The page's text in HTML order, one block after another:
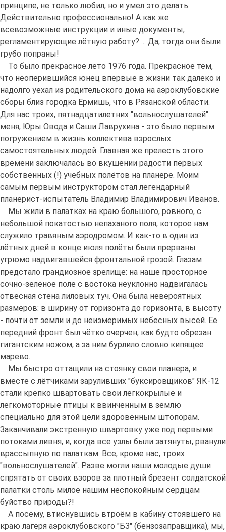
принципе, не только любил, но и умел это делать.
Действительно профессионально! А как же
всевозможные инструкции и иные документы,
регламентирующие лётную работу? ... Да, тогда они были
грубо попраны!
То было прекрасное лето 1976 года. Прекрасное тем,
что неоперившийся юнец впервые в жизни так далеко и
надолго уехал из родительского дома на аэроклубовские
сборы близ городка Ермишь, что в Рязанской области.
Для нас троих, пятнадцатилетних "вольнослушателей":
меня, Юры Овода и Саши Лаврухина - это было первым
погружением в жизнь коллектива взрослых
самостоятельных людей. Главная же прелесть этого
времени заключалась во вкушении радости первых
собственных (!) учебных полётов на планере. Моим
самым первым инструктором стал легендарный
планерист-испытатель Владимир Владимирович Иванов.
Мы жили в палатках на краю большого, ровного, с
небольшой покатостью непаханого поля, которое нам
служило травяным аэродромом. И как-то в один из
лётных дней в конце июля полёты были прерваны
угрюмо надвигавшейся фронтальной грозой. Глазам
предстало грандиозное зрелище: на наше просторное
сочно-зелёное поле с востока неуклонно надвигалась
отвесная стена лиловых туч. Она была невероятных
размеров: в ширину от горизонта до горизонта, в высоту
- почти от земли и до неизмеримых небесных высей. Её
передний фронт был чётко очерчен, как будто обрезан
гигантским ножом, а за ним бурлило словно кипящее
марево.
Мы быстро оттащили на стоянку свои планера, и
вместе с лётчиками заруливших "буксировщиков" ЯК-12
стали крепко швартовать свои легкокрылые и
легкомоторные птицы к ввинченным в землю
специально для этой цели здоровенным штопорам.
Заканчивали экстренную швартовку уже под первыми
потоками ливня, и, когда все узлы были затянуты, рванули
врассыпную по палаткам. Все, кроме нас, троих
"вольнослушателей". Разве могли наши молодые души
спрятать от своих взоров за плотный брезент солдатской
палатки столь милое нашим неспокойным сердцам
буйство природы?!
А посему, втиснувшись втроём в кабину стоявшего на
краю лагеря аэроклубовского "БЗ" (бензозаправщика), мы,